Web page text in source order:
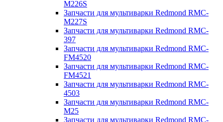
M226S
Запчасти для мультиварки Redmond RMC-
M227S
Запчасти для мультиварки Redmond RMC-
397
Запчасти для мультиварки Redmond RMC-
FM4520
Запчасти для мультиварки Redmond RMC-
FM4521
Запчасти для мультиварки Redmond RMC-
4503
Запчасти для мультиварки Redmond RMC-
M25
Запчасти для мультиварки Redmond RMC-